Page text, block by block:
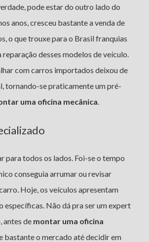
pode estar do outro lado do
anos, cresceu bastante a venda de
o que trouxe para o Brasil franquias
reparação desses modelos de veículo.
com carros importados deixou de
tornando-se praticamente um pré-
uma oficina mecânica.
para todos os lados. Foi-se o tempo
conseguia arrumar ou revisar
Hoje, os veículos apresentam
específicas. Não dá pra ser um expert
antes de montar uma oficina
bastante o mercado até decidir em